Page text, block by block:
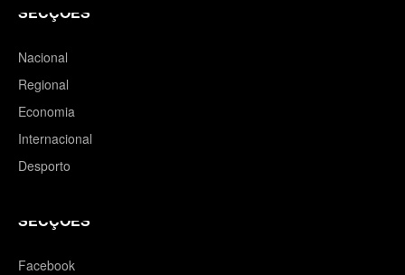
SECÇÕES
Nacional
Regional
Economia
Internacional
Desporto
SECÇÕES
Facebook